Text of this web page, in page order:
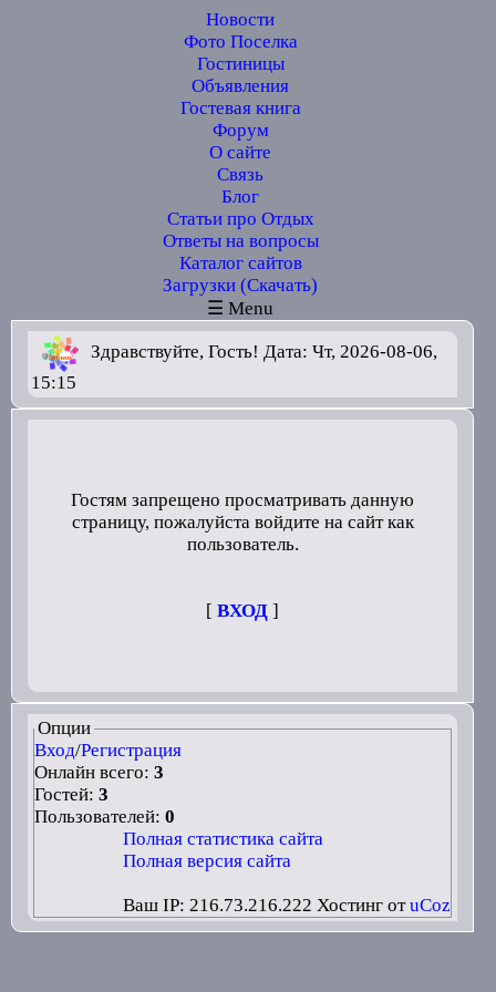
Новости
Фото Поселка
Гостиницы
Объявления
Гостевая книга
Форум
О сайте
Связь
Блог
Статьи про Отдых
Ответы на вопросы
Каталог сайтов
Загрузки (Скачать)
☰ Menu
Здравствуйте, Гость! Дата: Чт, 2026-08-06,
15:15
Гостям запрещено просматривать данную
страницу, пожалуйста войдите на сайт как
пользователь.
[ВХОД ]
Опции
Вход/Регистрация
Онлайн всего: 3
Гостей: 3
Пользователей: 0
Полная статистика сайта
Полная версия сайта
Ваш IP: 216.73.216.222Хостинг отuCoz